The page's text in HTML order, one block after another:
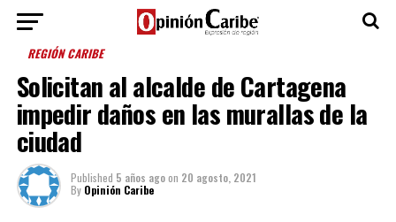
REGIÓN CARIBE
Solicitan al alcalde de Cartagena
impedir daños en las murallas de la
ciudad
Published 5 años agoon 20 agosto, 2021
By Opinión Caribe